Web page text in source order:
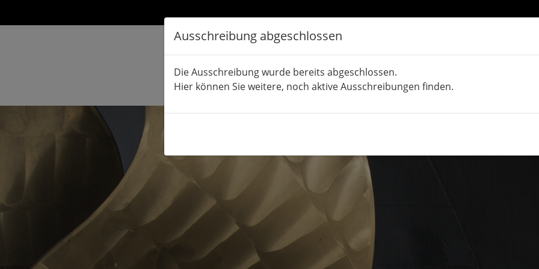
Ausschreibung abgeschlossen
Die Ausschreibung wurde bereits abgeschlossen.
Hier können Sie weitere, noch aktive Ausschreibungen finden.